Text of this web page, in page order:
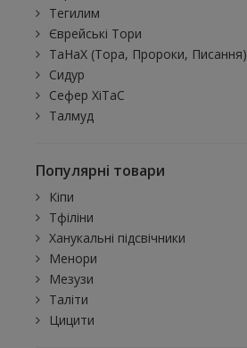
Тегилим
Єврейські Тори
ТаНаХ (Тора, Пророки, Писання)
Сидур
Сефер ХіТаС
Талмуд
Популярні товари
Кіпи
Тфіліни
Ханукальні підсвічники
Менори
Мезузи
Таліти
Цицити